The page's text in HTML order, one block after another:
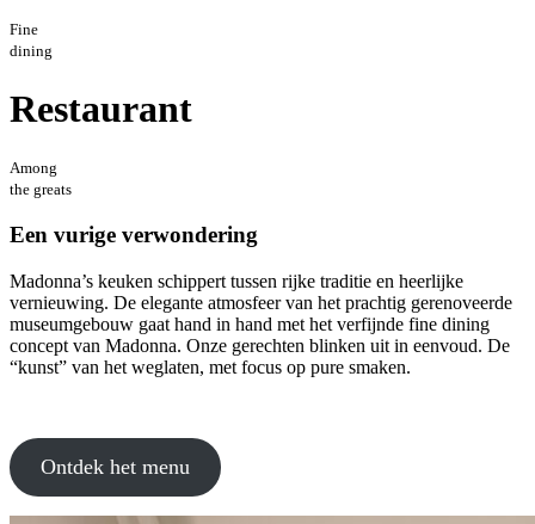
Fine
dining
Restaurant
Among
the greats
Een vurige verwondering
Madonna’s keuken schippert tussen rijke traditie en heerlijke
vernieuwing. De elegante atmosfeer van het prachtig gerenoveerde
museumgebouw gaat hand in hand met het verfijnde fine dining
concept van Madonna. Onze gerechten blinken uit in eenvoud. De
“kunst” van het weglaten, met focus op pure smaken.
Ontdek het menu